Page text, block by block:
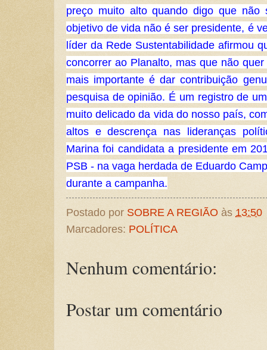
preço muito alto quando digo que não
objetivo de vida não é ser presidente, é
líder da Rede Sustentabilidade afirmou
concorrer ao Planalto, mas que não
mais importante é dar contribuição
pesquisa de opinião. É um registro de
muito delicado da vida do nosso país,
altos e descrença nas lideranças
Marina foi candidata a presidente em
PSB - na vaga herdada de Eduardo
durante a campanha.
Postado por SOBRE A REGIÃO às 13:50
Marcadores: POLÍTICA
Nenhum comentário:
Postar um comentário